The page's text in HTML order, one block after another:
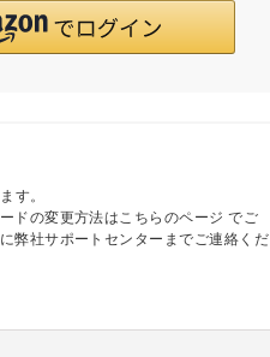
す。
ドの変更方法はこちらのページ でご
弊社サポートセンターまでご連絡くだ